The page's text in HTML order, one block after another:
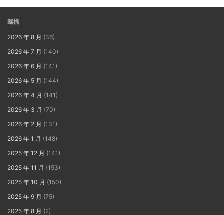
歸檔
2026 年 8 月 (36)
2026 年 7 月 (140)
2026 年 6 月 (141)
2026 年 5 月 (144)
2026 年 4 月 (141)
2026 年 3 月 (70)
2026 年 2 月 (131)
2026 年 1 月 (148)
2025 年 12 月 (141)
2025 年 11 月 (153)
2025 年 10 月 (150)
2025 年 9 月 (75)
2025 年 8 月 (2)